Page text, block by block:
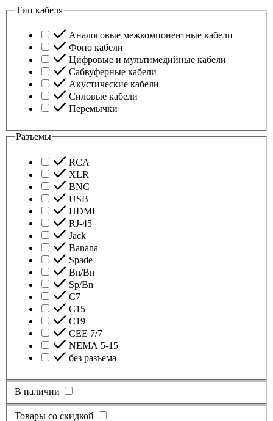
Тип кабеля
Аналоговые межкомпонентные кабели
Фоно кабели
Цифровые и мультимедийные кабели
Сабвуферные кабели
Акустические кабели
Силовые кабели
Перемычки
Разъемы
RCA
XLR
BNC
USB
HDMI
RJ-45
Jack
Banana
Spade
Bn/Bn
Sp/Bn
С7
C15
C19
CEE 7/7
NEMA 5-15
без разъема
В наличии
Товары со скидкой